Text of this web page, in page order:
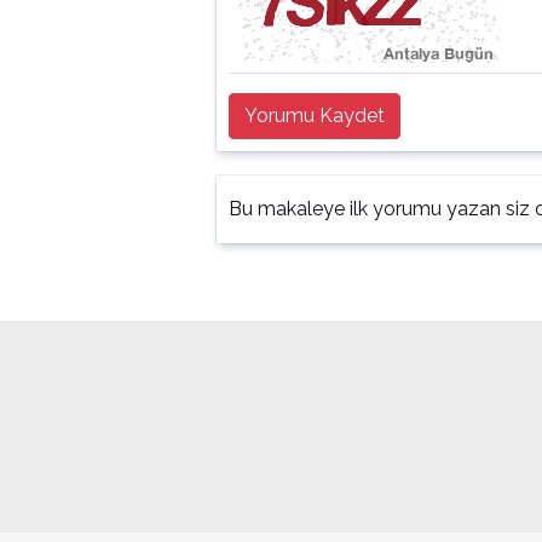
Yorumu Kaydet
Bu makaleye ilk yorumu yazan siz